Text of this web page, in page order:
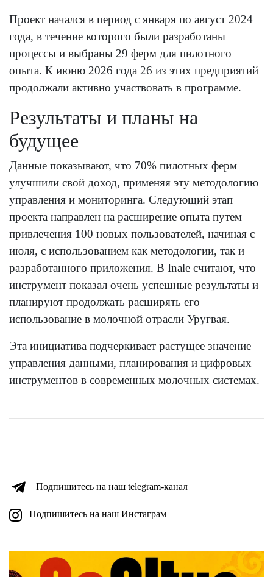
Проект начался в период с января по август 2024
года, в течение которого были разработаны
процессы и выбраны 29 ферм для пилотного
опыта. К июню 2026 года 26 из этих предприятий
продолжали активно участвовать в программе.
Результаты и планы на
будущее
Данные показывают, что 70% пилотных ферм
улучшили свой доход, применяя эту методологию
управления и мониторинга. Следующий этап
проекта направлен на расширение опыта путем
привлечения 100 новых пользователей, начиная с
июля, с использованием как методологии, так и
разработанного приложения. В Inale считают, что
инструмент показал очень успешные результаты и
планируют продолжать расширять его
использование в молочной отрасли Уругвая.
Эта инициатива подчеркивает растущее значение
управления данными, планирования и цифровых
инструментов в современных молочных системах.
Подпишитесь на наш telegram-канал
Подпишитесь на наш Инстаграм